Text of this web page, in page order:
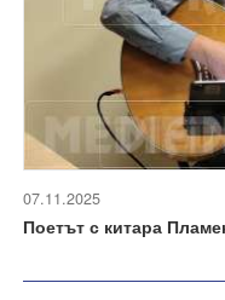
07.11.2025
Поетът с китара